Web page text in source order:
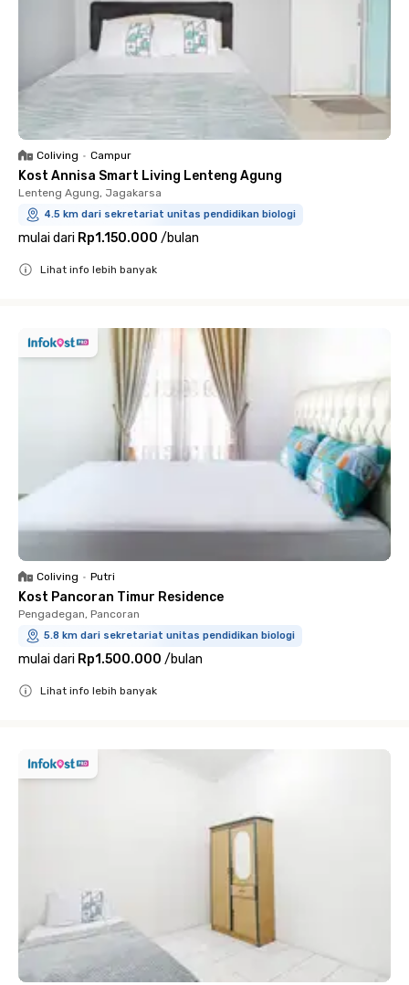
Coliving • Campur
Kost Annisa Smart Living Lenteng Agung
Lenteng Agung, Jagakarsa
4.5 km dari sekretariat unitas pendidikan biologi
mulai dari Rp1.150.000 /bulan
Lihat info lebih banyak
Coliving • Putri
Kost Pancoran Timur Residence
Pengadegan, Pancoran
5.8 km dari sekretariat unitas pendidikan biologi
mulai dari Rp1.500.000 /bulan
Lihat info lebih banyak